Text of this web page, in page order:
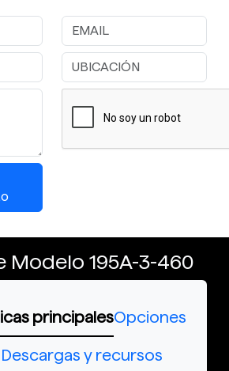
Modelo 195A-3-460
principalesOpciones
Descargas y recursos